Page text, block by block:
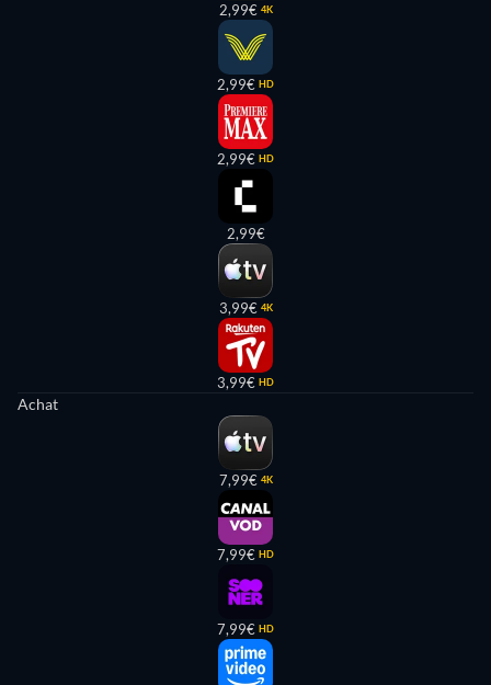
2,99€ 4K
2,99€ HD
2,99€ HD
2,99€
3,99€ 4K
3,99€ HD
Achat
7,99€ 4K
7,99€ HD
7,99€ HD